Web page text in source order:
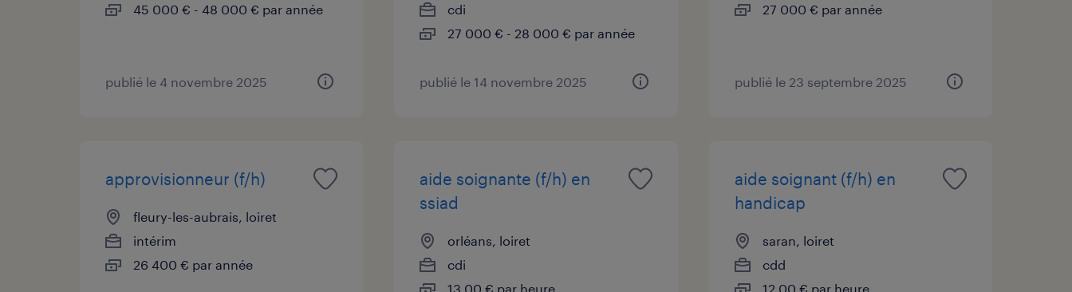
45 000 € - 48 000 € par année
publié le 4 novembre 2025
cdi
27 000 € - 28 000 € par année
publié le 14 novembre 2025
27 000 € par année
publié le 23 septembre 2025
approvisionneur (f/h)
fleury-les-aubrais, loiret
intérim
26 400 € par année
aide soignante (f/h) en
ssiad
orléans, loiret
cdi
13,00 € par heure
aide soignant (f/h) en
handicap
saran, loiret
cdd
12,00 € par heure